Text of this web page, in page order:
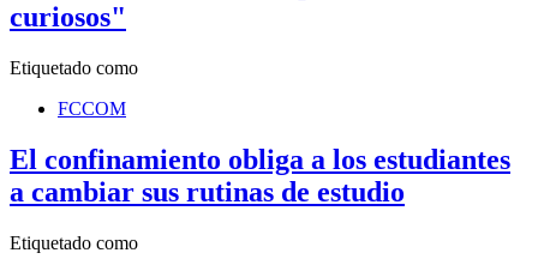
curiosos"
Etiquetado como
FCCOM
El confinamiento obliga a los estudiantes
a cambiar sus rutinas de estudio
Etiquetado como